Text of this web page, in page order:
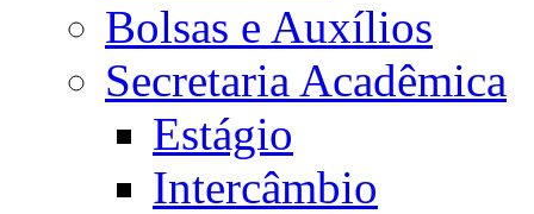
Bolsas e Auxílios
Secretaria Acadêmica
Estágio
Intercâmbio